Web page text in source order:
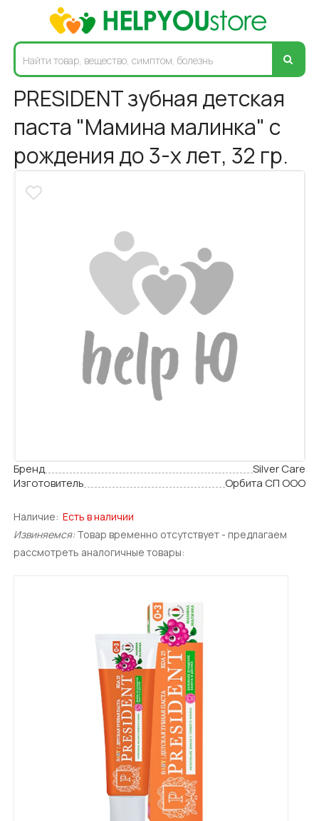
PRESIDENT зубная детская
паста "Мамина малинка" с
рождения до 3-х лет, 32 гр.
Бренд
Silver Care
Изготовитель
Орбита СП ООО
Наличие: Есть в наличии
Извиняемся: Товар временно отсутствует - предлагаем
рассмотреть аналогичные товары: